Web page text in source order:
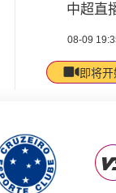
中超直
08-09
即将开